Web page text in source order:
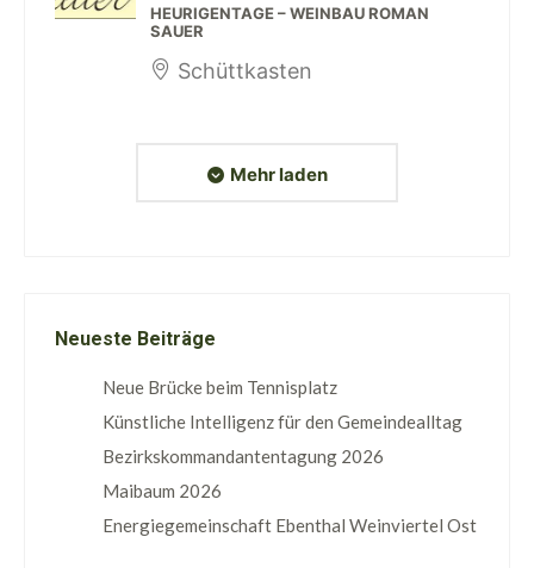
HEURIGENTAGE – WEINBAU ROMAN
SAUER
Schüttkasten
Mehr laden
Neueste Beiträge
Neue Brücke beim Tennisplatz
Künstliche Intelligenz für den Gemeindealltag
Bezirkskommandantentagung 2026
Maibaum 2026
Energiegemeinschaft Ebenthal Weinviertel Ost